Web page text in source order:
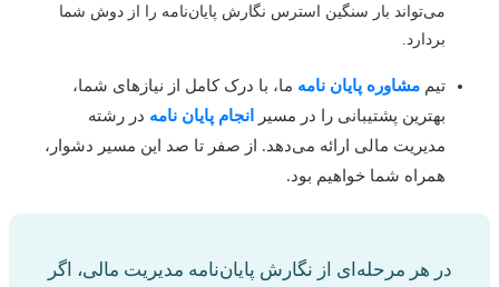
می‌تواند بار سنگین استرس نگارش پایان‌نامه را از دوش شما
بردارد.
تیم مشاوره پایان نامهما، با درک کامل از نیازهای شما،
بهترین پشتیبانی را در مسیرانجام پایان نامهدر رشته
مدیریت مالی ارائه می‌دهد. از صفر تا صد این مسیر دشوار،
همراه شما خواهیم بود.
در هر مرحله‌ای از نگارش پایان‌نامه مدیریت مالی، اگر